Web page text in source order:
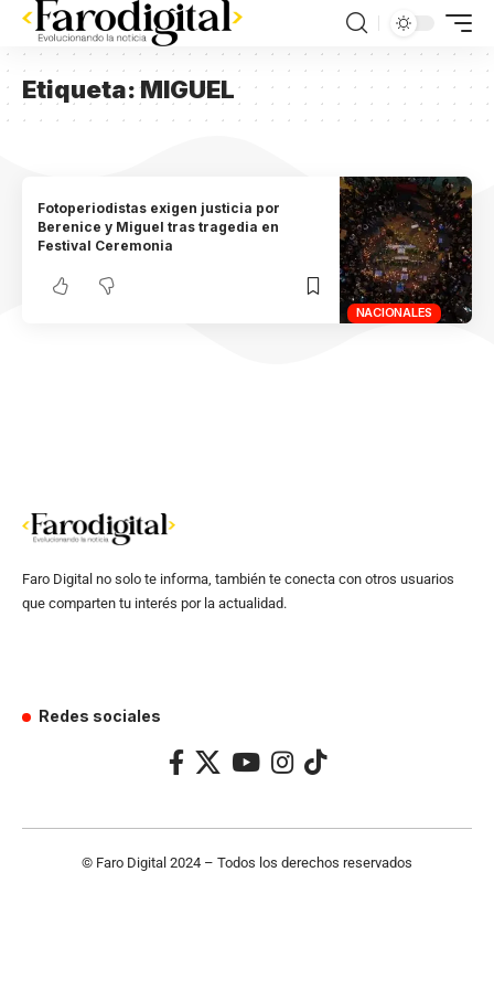
Etiqueta:MIGUEL
NACIONALES
Fotoperiodistas exigen justicia por
Berenice y Miguel tras tragedia en
Festival Ceremonia
Faro Digital no solo te informa, también te conecta con otros usuarios
que comparten tu interés por la actualidad.
Redes sociales
© Faro Digital 2024 – Todos los derechos reservados